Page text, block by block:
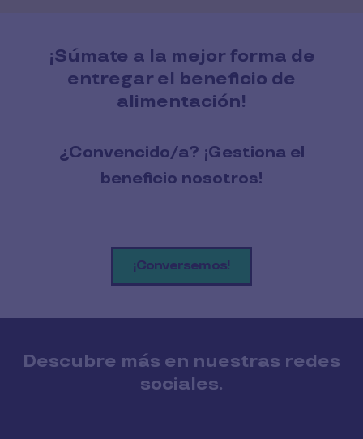
¡Súmate a la mejor forma de
entregar el beneficio de
alimentación!
¿Convencido/a? ¡Gestiona el
beneficio nosotros!
¡Conversemos!
Descubre más en nuestras redes
sociales.